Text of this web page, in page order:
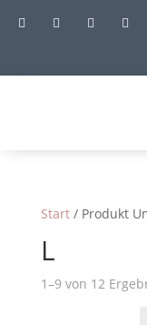
   
Start/ Produkt
L
1–9 von 12